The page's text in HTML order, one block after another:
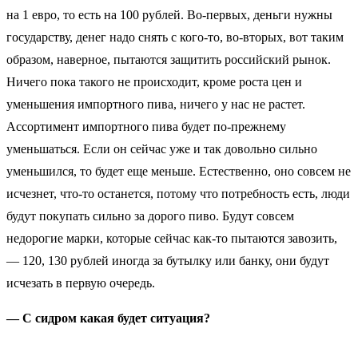
на 1 евро, то есть на 100 рублей. Во-первых, деньги нужны
государству, денег надо снять с кого-то, во-вторых, вот таким
образом, наверное, пытаются защитить российский рынок.
Ничего пока такого не происходит, кроме роста цен и
уменьшения импортного пива, ничего у нас не растет.
Ассортимент импортного пива будет по-прежнему
уменьшаться. Если он сейчас уже и так довольно сильно
уменьшился, то будет еще меньше. Естественно, оно совсем не
исчезнет, что-то останется, потому что потребность есть, люди
будут покупать сильно за дорого пиво. Будут совсем
недорогие марки, которые сейчас как-то пытаются завозить,
— 120, 130 рублей иногда за бутылку или банку, они будут
исчезать в первую очередь.
— С сидром какая будет ситуация?